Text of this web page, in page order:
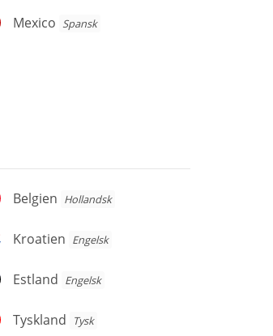
Mexico
Mexico Spansk
Belgien
Belgien Hollandsk
Kroatien
Kroatien Engelsk
Estland
Estland Engelsk
Tyskland
Tyskland Tysk